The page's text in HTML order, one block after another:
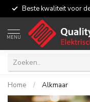
Beste kwaliteit voor
MENU
Home / Alkmaar